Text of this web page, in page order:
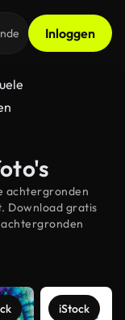
Inloggen
achtergronden
Download gratis
iStock